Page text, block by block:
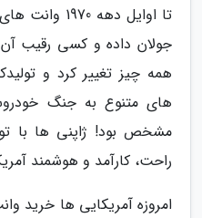
تا اوایل دهه
همه چیز تغییر کرد و
های متنوع به جنگ
مشخص بود! ژاپنی ها با
راحت، کارآمد و هوشمند
امروزه آمریکایی ها خرید